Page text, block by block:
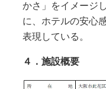
かさ」をイメージ
に、ホテルの安心
表現している。
４．施設概要